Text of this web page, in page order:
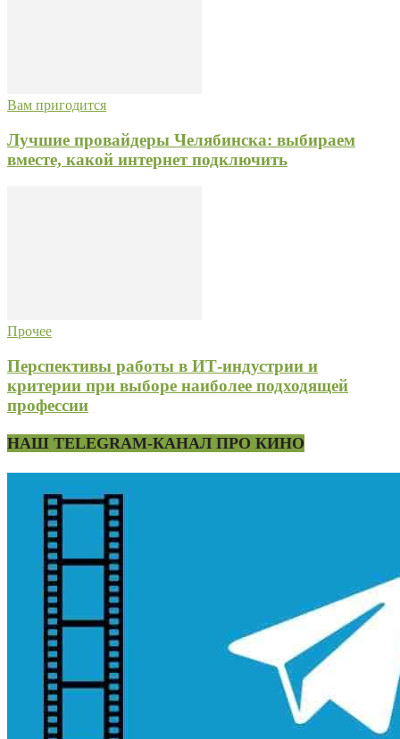
Вам пригодится
Лучшие провайдеры Челябинска: выбираем
вместе, какой интернет подключить
Прочее
Перспективы работы в ИТ-индустрии и
критерии при выборе наиболее подходящей
профессии
НАШ TELEGRAM-КАНАЛ ПРО КИНО